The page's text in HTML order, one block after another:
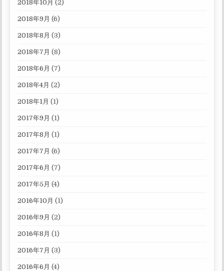
2018年10月 (2)
2018年9月 (6)
2018年8月 (3)
2018年7月 (8)
2018年6月 (7)
2018年4月 (2)
2018年1月 (1)
2017年9月 (1)
2017年8月 (1)
2017年7月 (6)
2017年6月 (7)
2017年5月 (4)
2016年10月 (1)
2016年9月 (2)
2016年8月 (1)
2016年7月 (3)
2016年6月 (4)